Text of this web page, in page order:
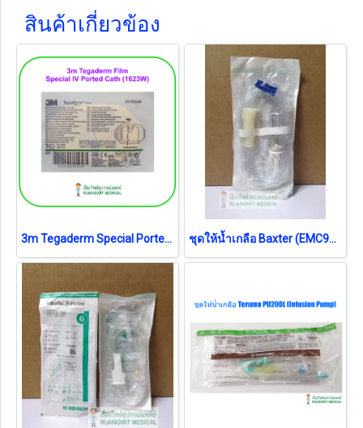
สินค้าเกี่ยวข้อง
3m Tegaderm Special Ported Cath (1623W) (1 แผ่น) ชุดให้น้ำเกลือ Baxter (EMC9618) (exp 06-2027)